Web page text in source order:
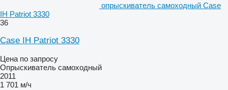
опрыскиватель самоходный Case
IH Patriot 3330
36
Case IH Patriot 3330
Цена по запросу
Опрыскиватель самоходный
2011
1 701 м/ч